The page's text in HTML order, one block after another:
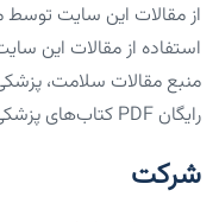
از مقالات این سایت
استفاده از مقالات این
منبع مقالات سلامت،
رایگان PDF کتاب‌های پزشکی.
شرکت